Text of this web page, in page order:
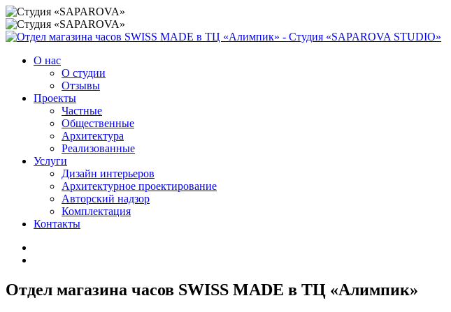
О нас
О студии
Отзывы
Проекты
Частные
Общественные
Архитектура
Реализованные
Услуги
Дизайн интерьеров
Архитектурное проектирование
Авторский надзор
Комплектация
Контакты
Отдел магазина часов SWISS MADE в ТЦ «Алимпик»